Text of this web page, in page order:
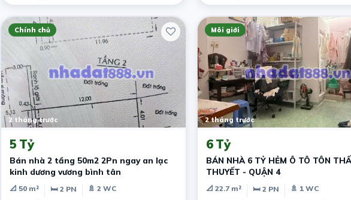
Chính chủ
2 tháng trước
5 Tỷ
Bán nhà 2 tầng 50m2 2Pn ngay an lạc
kinh dương vương bình tân
📐 50 m² 🛏 2 PN
🚿 2 WC
Môi giới
2 tháng trước
6 Tỷ
BÁN NHÀ 6 TỶ HẺM Ô TÔ TÔN
THUYẾT - QUẬN 4
📐 22.7 m² 🛏 2 PN
🚿 1 WC